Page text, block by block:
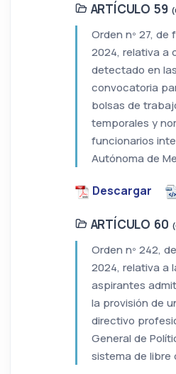
ARTÍCULO 59
Orden nº 27, de
2024, relativa a
detectado en
convocatoria
bolsas de
temporales y
funcionarios
Autónoma de
Descargar
ARTÍCULO 60
Orden nº 242,
2024, relativa a
aspirantes
la provisión de
directivo
General de
sistema de libre